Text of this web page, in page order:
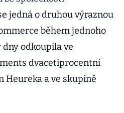
jedná o druhou výraznou
během jednoho
odkoupila ve
dvacetiprocentní
Heureka a ve skupině